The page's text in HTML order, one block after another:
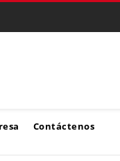
Contáctenos